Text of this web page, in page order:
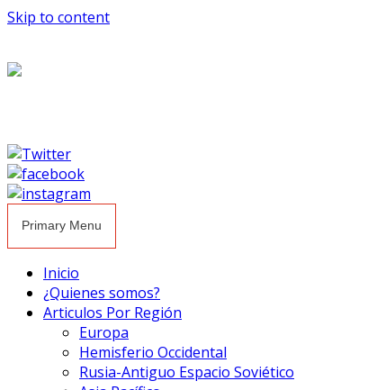
Skip to content
Primary Menu
Inicio
¿Quienes somos?
Articulos Por Región
Europa
Hemisferio Occidental
Rusia-Antiguo Espacio Soviético